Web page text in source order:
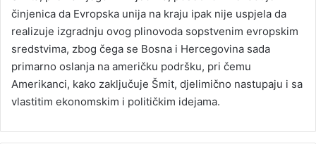
činjenica da Evropska unija na kraju ipak nije uspjela da
realizuje izgradnju ovog plinovoda sopstvenim evropskim
sredstvima, zbog čega se Bosna i Hercegovina sada
primarno oslanja na američku podršku, pri čemu
Amerikanci, kako zaključuje Šmit, djelimično nastupaju i sa
vlastitim ekonomskim i političkim idejama.